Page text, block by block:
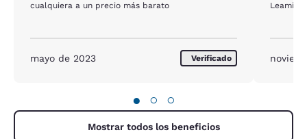
cualquiera a un precio más barato
mayo de 2023 Verificado
● ○ ○
Mostrar todos los beneficios